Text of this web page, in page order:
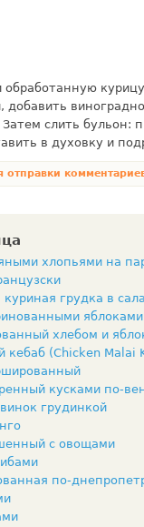
обработанную
добавить
слить бульон:
в духовку и
отправки
хлопьями на
куриная грудка в
хлебом и
кебаб (Chicken Malai
кусками по-
грудинкой
с овощами
по-